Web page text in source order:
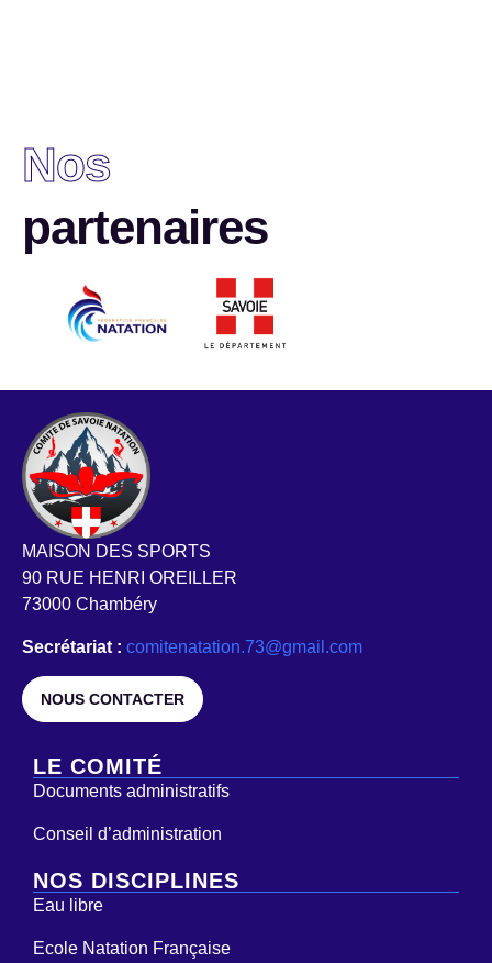
Nos
partenaires
MAISON DES SPORTS
90 RUE HENRI OREILLER
73000 Chambéry
Secrétariat : comitenatation.73@gmail.com
NOUS CONTACTER
LE COMITÉ
Documents administratifs
Conseil d’administration
NOS DISCIPLINES
Eau libre
Ecole Natation Française